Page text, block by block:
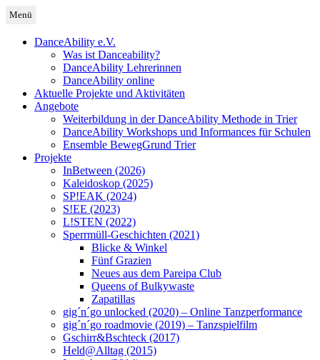
DanceAbility Deutschland
Menü
springen
DanceAbility e.V.
Was ist Danceability?
DanceAbility Lehrerinnen
DanceAbility online
Aktuelle Projekte und Aktivitäten
Angebote
Weiterbildung in der DanceAbility Methode in Trier
DanceAbility Workshops und Informances für Schulen
Ensemble BewegGrund Trier
Projekte
InBetween (2026)
Kaleidoskop (2025)
SP!EAK (2024)
S!EE (2023)
L!STEN (2022)
Sperrmüll-Geschichten (2021)
Blicke & Winkel
Fünf Grazien
Neues aus dem Pareipa Club
Queens of Bulkywaste
Zapatillas
gig´n´go unlocked (2020) – Online Tanzperformance
gig´n´go roadmovie (2019) – Tanzspielfilm
Gschirr&Bschteck (2017)
Held@Alltag (2015)